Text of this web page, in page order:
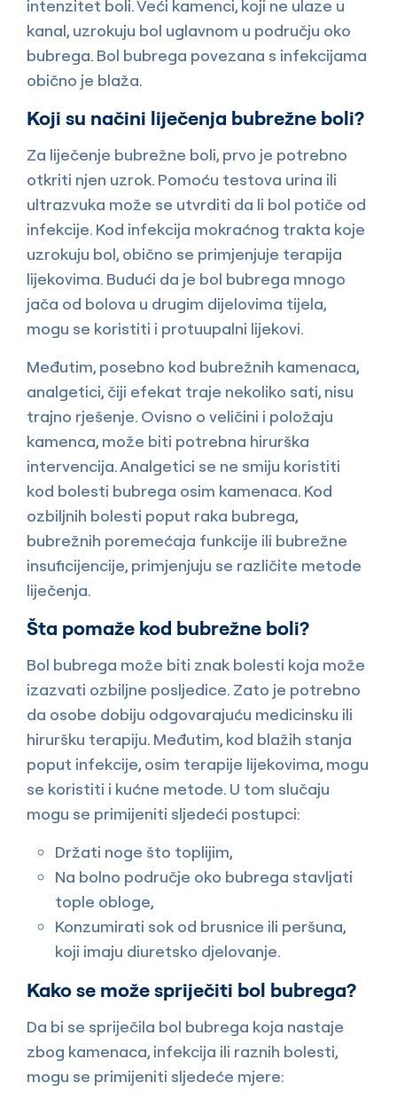
intenzitet boli. Veći kamenci, koji ne ulaze u
kanal, uzrokuju bol uglavnom u području oko
bubrega. Bol bubrega povezana s infekcijama
obično je blaža.
Koji su načini liječenja bubrežne boli?
Za liječenje bubrežne boli, prvo je potrebno
otkriti njen uzrok. Pomoću testova urina ili
ultrazvuka može se utvrditi da li bol potiče od
infekcije. Kod infekcija mokraćnog trakta koje
uzrokuju bol, obično se primjenjuje terapija
lijekovima. Budući da je bol bubrega mnogo
jača od bolova u drugim dijelovima tijela,
mogu se koristiti i protuupalni lijekovi.
Međutim, posebno kod bubrežnih kamenaca,
analgetici, čiji efekat traje nekoliko sati, nisu
trajno rješenje. Ovisno o veličini i položaju
kamenca, može biti potrebna hirurška
intervencija. Analgetici se ne smiju koristiti
kod bolesti bubrega osim kamenaca. Kod
ozbiljnih bolesti poput raka bubrega,
bubrežnih poremećaja funkcije ili bubrežne
insuficijencije, primjenjuju se različite metode
liječenja.
Šta pomaže kod bubrežne boli?
Bol bubrega može biti znak bolesti koja može
izazvati ozbiljne posljedice. Zato je potrebno
da osobe dobiju odgovarajuću medicinsku ili
hiruršku terapiju. Međutim, kod blažih stanja
poput infekcije, osim terapije lijekovima, mogu
se koristiti i kućne metode. U tom slučaju
mogu se primijeniti sljedeći postupci:
Držati noge što toplijim,
Na bolno područje oko bubrega stavljati
tople obloge,
Konzumirati sok od brusnice ili peršuna,
koji imaju diuretsko djelovanje.
Kako se može spriječiti bol bubrega?
Da bi se spriječila bol bubrega koja nastaje
zbog kamenaca, infekcija ili raznih bolesti,
mogu se primijeniti sljedeće mjere: